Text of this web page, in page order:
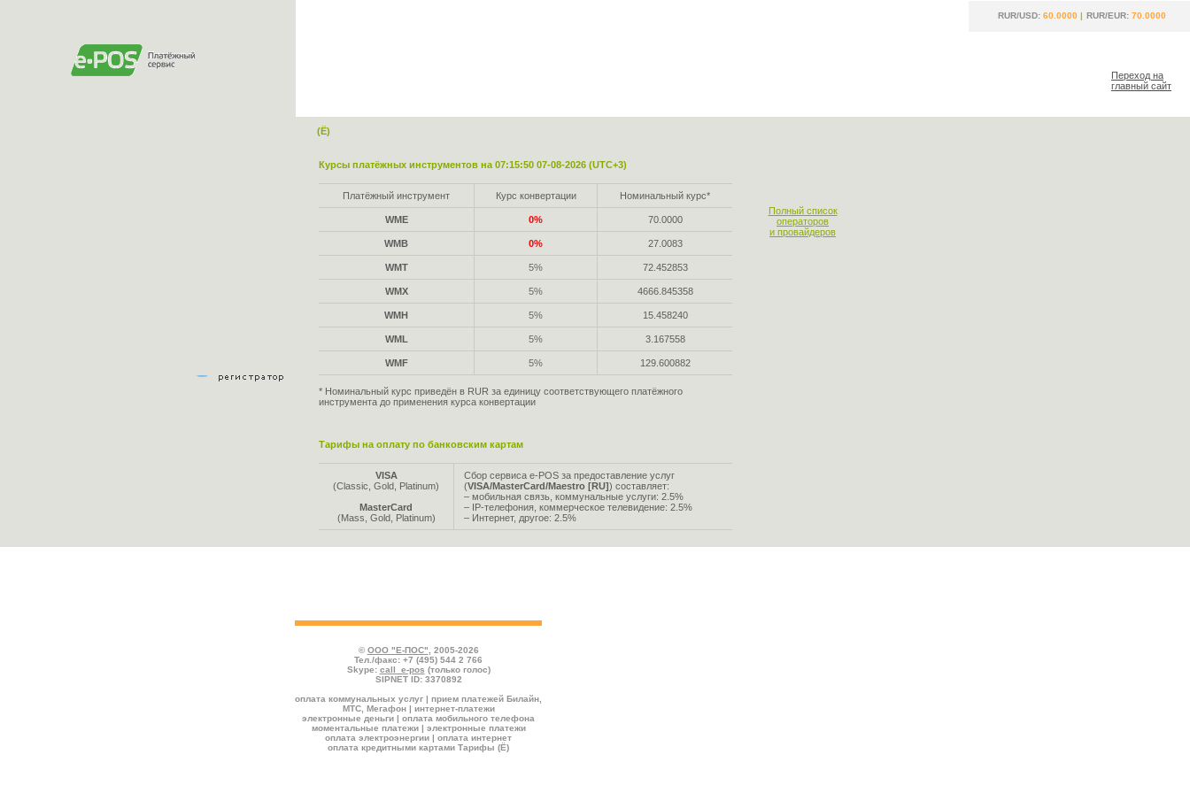
RUR/USD: 60.0000 | RUR/EUR: 70.0000
Переход на
главный сайт
(Ё)
Курсы платёжных инструментов на 07:15:50 07-08-2026 (UTC+3)
Платёжный инструмент Курс конвертации Номинальный курс*
WME 0% 70.0000
WMB 0% 27.0083
WMT 5% 72.452853
WMX 5% 4666.845358
WMH 5% 15.458240
WML 5% 3.167558
WMF 5% 129.600882
* Номинальный курс приведён в RUR за единицу соответствующего платёжного
инструмента до применения курса конвертации
Тарифы на оплату по банковским картам
VISA
(Classic, Gold, Platinum)
MasterCard
(Mass, Gold, Platinum)
Сбор сервиса e-POS за предоставление услуг
(VISA/MasterCard/Maestro [RU]) составляет:
– мобильная связь, коммунальные услуги: 2.5%
– IP-телефония, коммерческое телевидение: 2.5%
– Интернет, другое: 2.5%
Полный список
операторов
и провайдеров
© ООО "Е-ПОС" , 2005-2026
Тел./факс: +7 (495) 544 2 766
Skype: call_e-pos (только голос)
SIPNET ID: 3370892
оплата коммунальных услуг | прием платежей Билайн,
МТС, Мегафон | интернет-платежи
электронные деньги | оплата мобильного телефона
моментальные платежи | электронные платежи
оплата электроэнергии | оплата интернет
оплата кредитными картами Тарифы (Ё)